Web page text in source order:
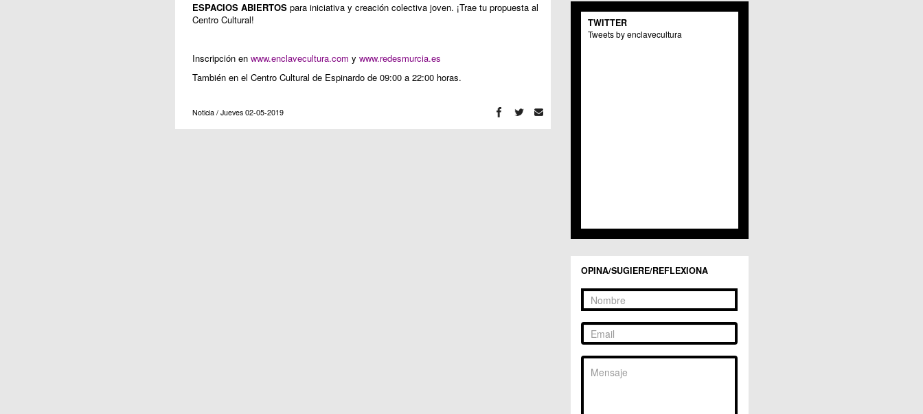
ESPACIOS ABIERTOSpara iniciativa y creación colectiva joven. ¡Trae tu propuesta al
Centro Cultural!
Inscripción en www.enclavecultura.com y www.redesmurcia.es
También en el Centro Cultural de Espinardo de 09:00 a 22:00 horas.
Noticia / Jueves 02-05-2019
C.M. El Carmen
Centros Culturales
C.C. Puertas de Castilla
C.C. Zarandona
TWITTER
Tweets by enclavecultura
OPINA/SUGIERE/REFLEXIONA